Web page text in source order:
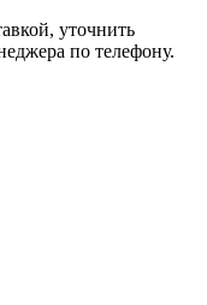
уточнить
по телефону.